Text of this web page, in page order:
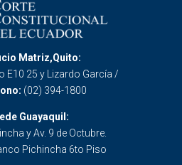
Matriz,Quito:
E10 25 y Lizardo García /
(02) 394-1800
Guayaquil:
y Av. 9 de Octubre.
Pichincha 6to Piso